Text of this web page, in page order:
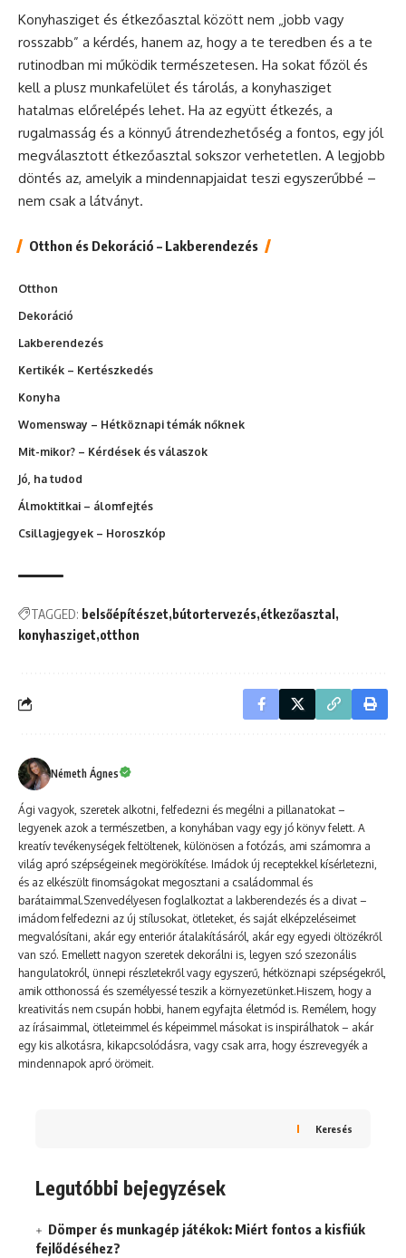
Konyhasziget és étkezőasztal között nem „jobb vagy
rosszabb” a kérdés, hanem az, hogy a te teredben és a te
rutinodban mi működik természetesen. Ha sokat főzöl és
kell a plusz munkafelület és tárolás, a konyhasziget
hatalmas előrelépés lehet. Ha az együtt étkezés, a
rugalmasság és a könnyű átrendezhetőség a fontos, egy jól
megválasztott étkezőasztal sokszor verhetetlen. A legjobb
döntés az, amelyik a mindennapjaidat teszi egyszerűbbé –
nem csak a látványt.
Otthon és Dekoráció – Lakberendezés
Otthon
Dekoráció
Lakberendezés
Kertikék – Kertészkedés
Konyha
Womensway – Hétköznapi témák nőknek
Mit-mikor? – Kérdések és válaszok
Jó, ha tudod
Álmoktitkai – álomfejtés
Csillagjegyek – Horoszkóp
TAGGED: belsőépítészet bútortervezés étkezőasztal
konyhasziget otthon
Németh Ágnes
Ági vagyok, szeretek alkotni, felfedezni és megélni a pillanatokat –
legyenek azok a természetben, a konyhában vagy egy jó könyv felett. A
kreatív tevékenységek feltöltenek, különösen a fotózás, ami számomra a
világ apró szépségeinek megörökítése. Imádok új receptekkel kísérletezni,
és az elkészült finomságokat megosztani a családommal és
barátaimmal.Szenvedélyesen foglalkoztat a lakberendezés és a divat –
imádom felfedezni az új stílusokat, ötleteket, és saját elképzeléseimet
megvalósítani, akár egy enteriőr átalakításáról, akár egy egyedi öltözékről
van szó. Emellett nagyon szeretek dekorálni is, legyen szó szezonális
hangulatokról, ünnepi részletekről vagy egyszerű, hétköznapi szépségekről,
amik otthonossá és személyessé teszik a környezetünket.Hiszem, hogy a
kreativitás nem csupán hobbi, hanem egyfajta életmód is. Remélem, hogy
az írásaimmal, ötleteimmel és képeimmel másokat is inspirálhatok – akár
egy kis alkotásra, kikapcsolódásra, vagy csak arra, hogy észrevegyék a
mindennapok apró örömeit.
Keresés
Legutóbbi bejegyzések
Dömper és munkagép játékok: Miért fontos a kisfiúk
fejlődéséhez?